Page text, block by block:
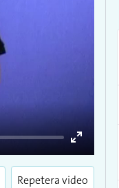
Enter
fullscreen
Repetera video